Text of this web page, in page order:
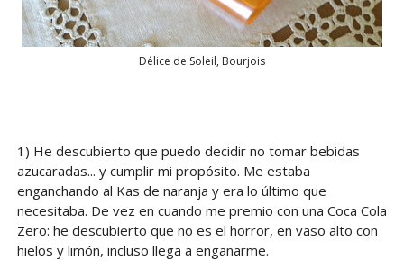
Délice de Soleil, Bourjois
1) He descubierto que puedo decidir no tomar bebidas
azucaradas... y cumplir mi propósito. Me estaba
enganchando al Kas de naranja y era lo último que
necesitaba. De vez en cuando me premio con una Coca Cola
Zero: he descubierto que no es el horror, en vaso alto con
hielos y limón, incluso llega a engañarme.